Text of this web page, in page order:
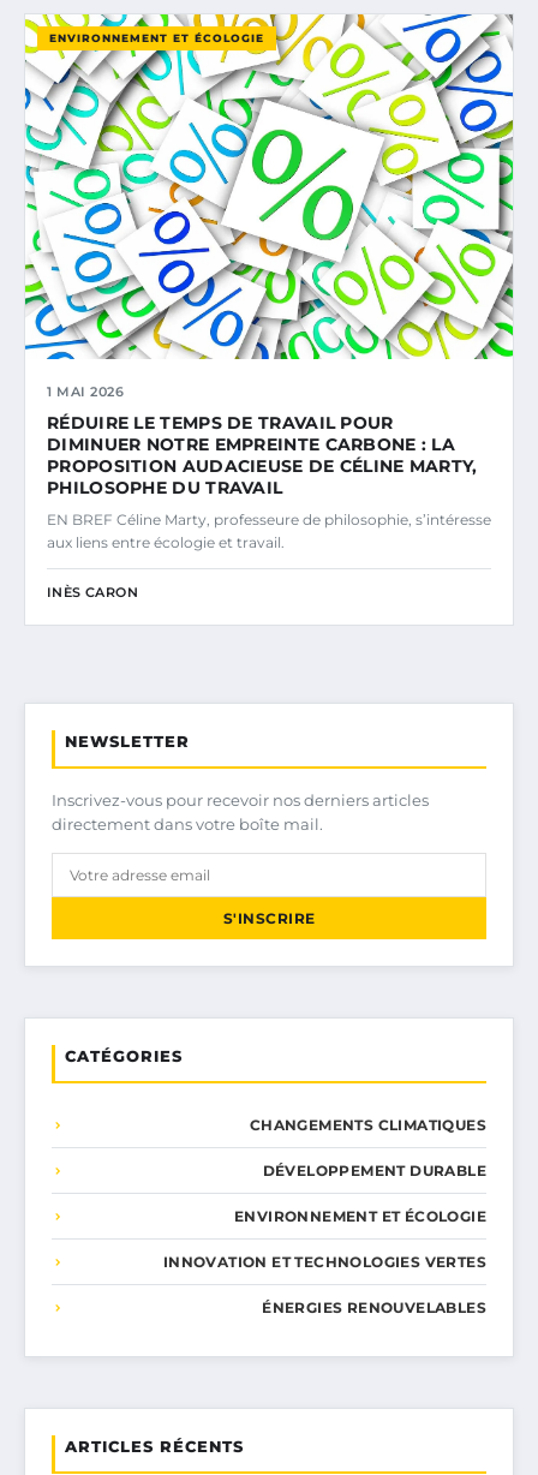
ENVIRONNEMENT ET ÉCOLOGIE
1 MAI 2026
RÉDUIRE LE TEMPS DE TRAVAIL POUR
DIMINUER NOTRE EMPREINTE CARBONE : LA
PROPOSITION AUDACIEUSE DE CÉLINE MARTY,
PHILOSOPHE DU TRAVAIL
EN BREF Céline Marty, professeure de philosophie, s’intéresse
aux liens entre écologie et travail.
INÈS CARON
NEWSLETTER
Inscrivez-vous pour recevoir nos derniers articles
directement dans votre boîte mail.
S'INSCRIRE
CATÉGORIES
CHANGEMENTS CLIMATIQUES
DÉVELOPPEMENT DURABLE
ENVIRONNEMENT ET ÉCOLOGIE
INNOVATION ET TECHNOLOGIES VERTES
ÉNERGIES RENOUVELABLES
ARTICLES RÉCENTS